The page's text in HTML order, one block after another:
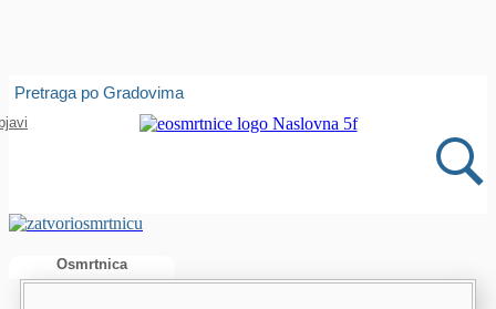
Otvori
Pretraga po Gradovima
Osmrtnica